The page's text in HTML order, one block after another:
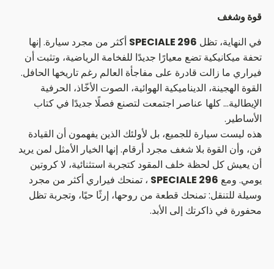
قوة وشغف
في النهاية، تظل 296 SPECIALE
أكثر من مجرد سيارة. إنها
تحفة ميكانيكية تضع معيارًا جديدًا للفخامة الرياضية، وتثبت أن
فيراري ما زالت قادرة على مفاجأة العالم رغم تاريخها الحافل.
القوة الهجينة، الديناميكية الهوائية، الصوت الأخّاذ، الحرفية
الإيطالية… كلها عناصر اجتمعت لتصنع فصلًا جديدًا في كتاب
الأساطير.
هذه ليست سيارة للجميع، بل لأولئك الذين يفهمون أن القيادة
فن، وأن القوة بلا شغف مجرد أرقام. إنها الخيار الأمثل لمن يريد
أن يعيش كل لحظة خلف المقود كتجربة استثنائية، لا كروتين
يومي. ومع 296 SPECIALE
، تمنحك فيراري أكثر من مجرد
وسيلة للتنقل: تمنحك قطعة من روحها، إرثًا حيًا، وتجربة تظل
محفورة في ذاكرتك إلى الأبد.